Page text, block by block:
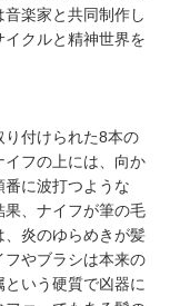
楽家と共同制作し
クルと精神世界を
付けられた8本の
フの上には、向か
に波打つような
、ナイフが筆の毛
炎のゆらめきが髪
やブラシは本来の
いう硬質で凶器に